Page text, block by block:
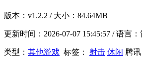
版本： v1.2.2 / 大小：84.64MB
更新时间： 2026-07-07 15:45:57 / 语言：
类型： 其他游戏 标签： 射击 休闲 腾讯